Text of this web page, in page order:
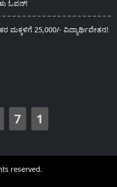
ಓಪನ್!
ಮಕ್ಕಳಿಗೆ 25,000/- ವಿದ್ಯಾರ್ಥಿವೇತನ!
7 1
reserved.